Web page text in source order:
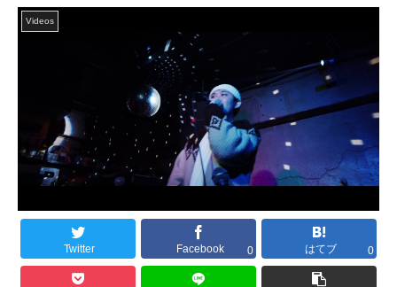
Videos
Twitter Facebook 0 はてブ 0